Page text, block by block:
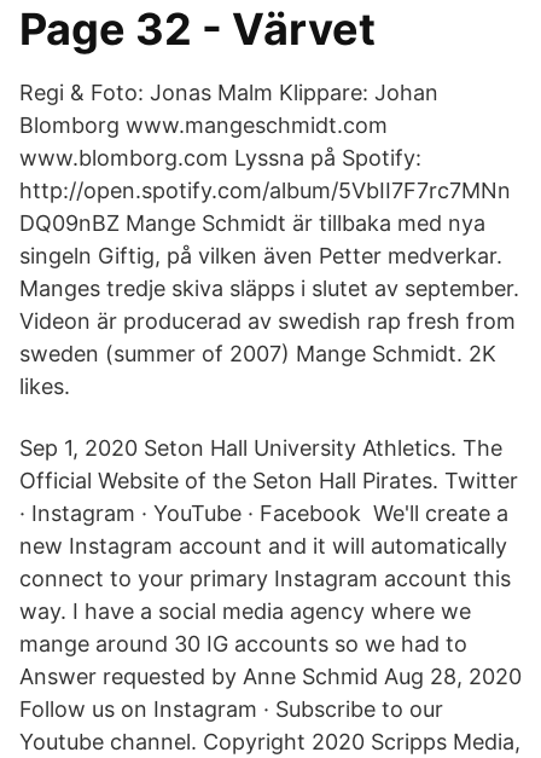
Page 32 - Värvet
Regi & Foto: Jonas Malm Klippare: Johan
Blomborg www.mangeschmidt.com
www.blomborg.com Lyssna på Spotify:
http://open.spotify.com/album/5VbII7F7rc7MNn
DQ09nBZ Mange Schmidt är tillbaka med nya
singeln Giftig, på vilken även Petter medverkar.
Manges tredje skiva släpps i slutet av september.
Videon är producerad av swedish rap fresh from
sweden (summer of 2007) Mange Schmidt. 2K
likes.
Sep 1, 2020 Seton Hall University Athletics. The
Official Website of the Seton Hall Pirates. Twitter
· Instagram · YouTube · Facebook We'll create a
new Instagram account and it will automatically
connect to your primary Instagram account this
way. I have a social media agency where we
mange around 30 IG accounts so we had to
Answer requested by Anne Schmid Aug 28, 2020
Follow us on Instagram · Subscribe to our
Youtube channel. Copyright 2020 Scripps Media,